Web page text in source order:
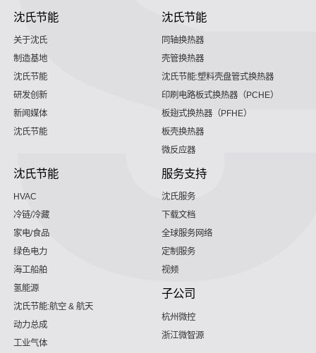
沈氏节能
关于沈氏
制造基地
沈氏节能
研发创新
新闻媒体
沈氏节能
沈氏节能
同轴换热器
壳管换热器
沈氏节能:塑料壳盘管式换热器
印刷电路板式换热器（PCHE）
板翅式换热器（PFHE）
板壳换热器
微反应器
沈氏节能
HVAC
冷链/冷藏
家电/食品
绿色电力
海工船舶
氢能源
沈氏节能:航空 & 航天
动力总成
工业气体
服务支持
沈氏服务
下载文档
全球服务网络
定制服务
视频
子公司
杭州微控
浙江微智源